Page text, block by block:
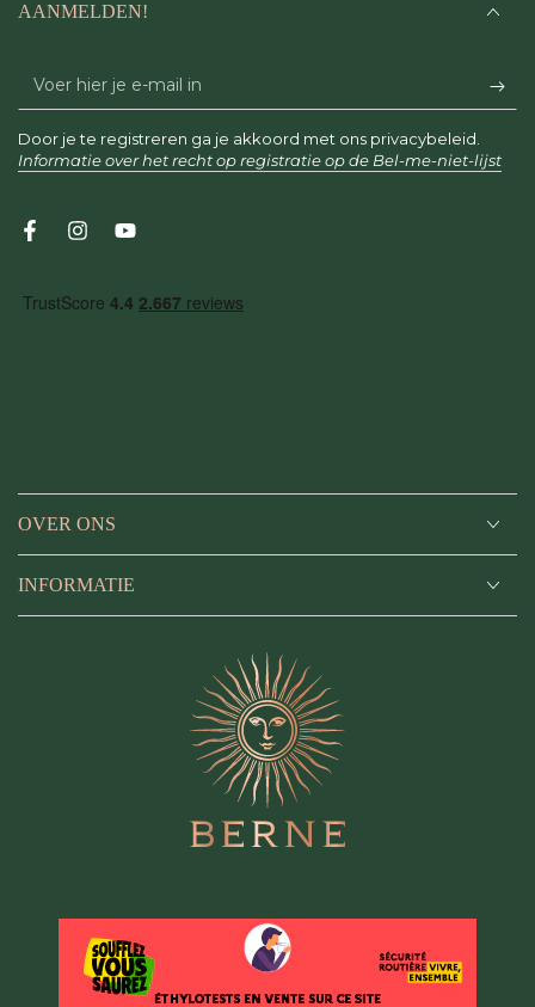
OVER ONS
INFORMATIE
AANMELDEN!
Voer
hier
je
mail
Door je te registreren ga je akkoord met ons privacybeleid.
Informatie over het recht op registratie op de Bel-me-niet-lijst
FacebookInstagramYouTube